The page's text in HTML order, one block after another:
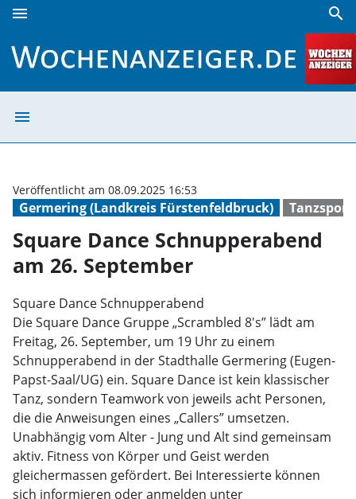
menu search
menu
Germering (Landkreis Fürstenfeldbruck) Tanzsport
Veröffentlicht am 08.09.2025 16:53
Square Dance Schnupperabend
am 26. September
Square Dance Schnupperabend
Die Square Dance Gruppe „Scrambled 8's” lädt am
Freitag, 26. September, um 19 Uhr zu einem
Schnupperabend in der Stadthalle Germering (Eugen-
Papst-Saal/UG) ein. Square Dance ist kein klassischer
Tanz, sondern Teamwork von jeweils acht Personen,
die die Anweisungen eines „Callers” umsetzen.
Unabhängig vom Alter - Jung und Alt sind gemeinsam
aktiv. Fitness von Körper und Geist werden
gleichermassen gefördert. Bei Interessierte können
sich informieren oder anmelden unter